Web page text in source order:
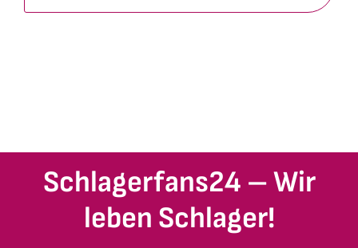
Schlagerfans24 – Wir
leben Schlager!